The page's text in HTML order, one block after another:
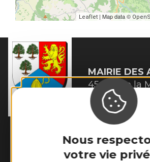
Nous
votre vie
Leaflet | Map data ©
MAIRIE DES
45 rue de la
12220 Les
Tél. :05 65 80
Du lundi au vendredi 9h00 à